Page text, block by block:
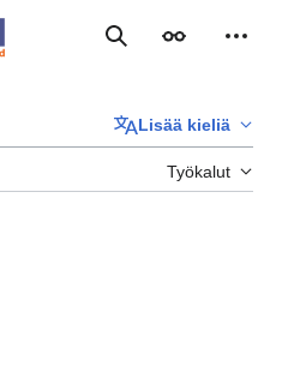
Haku Ulkoasu
Lisää kieliä
Työkalut